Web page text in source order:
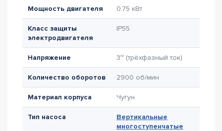
Мощность двигателя 0.75 кВт
Класс защиты
электродвигателя
IP55
Напряжение 3~ (трёхфазный ток)
Количество оборотов 2900 об/мин
Материал корпуса Чугун
Тип насоса
Вертикальные
многоступенчатые